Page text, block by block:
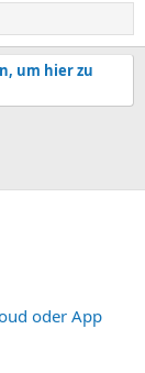
um hier zu
oder App